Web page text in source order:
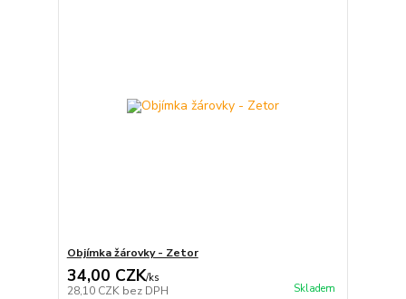
Objímka žárovky - Zetor
34,00 CZK/ks
28,10 CZK bez DPH Skladem